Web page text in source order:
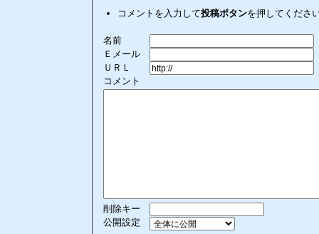
コメントを入力して投稿ボタンを押してくださ
名前
Ｅメール
ＵＲＬ
コメント
削除キー
公開設定